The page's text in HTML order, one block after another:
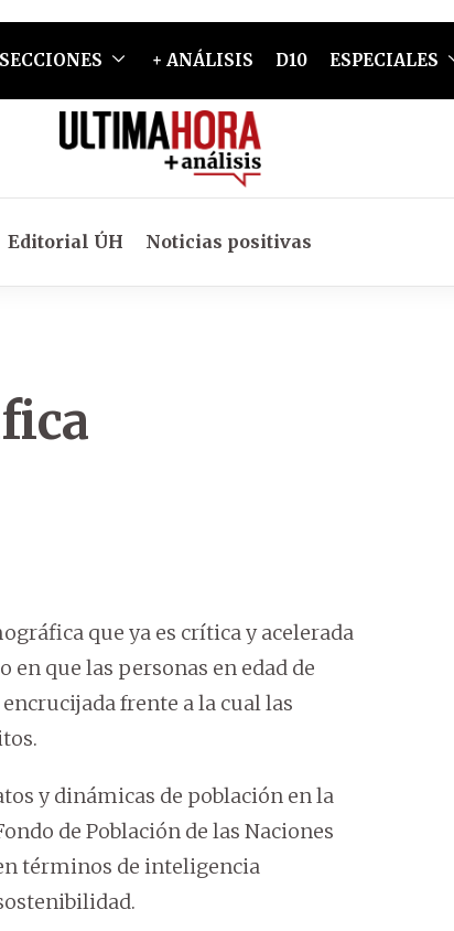
SECCIONES + ANÁLISIS D10 ESPECIALES
Editorial ÚH Noticias positivas
que ya es crítica y acelerada
que las personas en edad de
frente a la cual las
y dinámicas de población en la
de Población de las Naciones
términos de inteligencia